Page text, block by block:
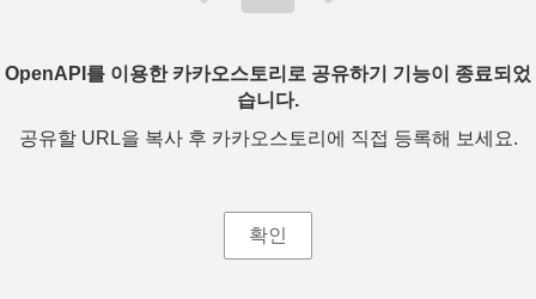
OpenAPI를 이용한 카카오스토리로 공유하기 기능이 종료되었
습니다.
공유할 URL을 복사 후 카카오스토리에 직접 등록해 보세요.
확인